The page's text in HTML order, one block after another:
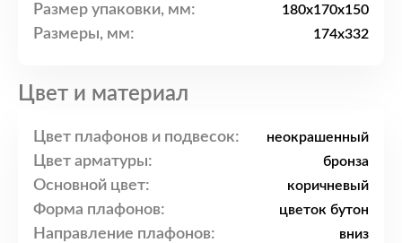
Размер упаковки, мм: 180x170x150
Размеры, мм: 174x332
Цвет и материал
Цвет плафонов и подвесок: неокрашенный
Цвет арматуры: бронза
Основной цвет: коричневый
Форма плафонов: цветок бутон
Направление плафонов: вниз